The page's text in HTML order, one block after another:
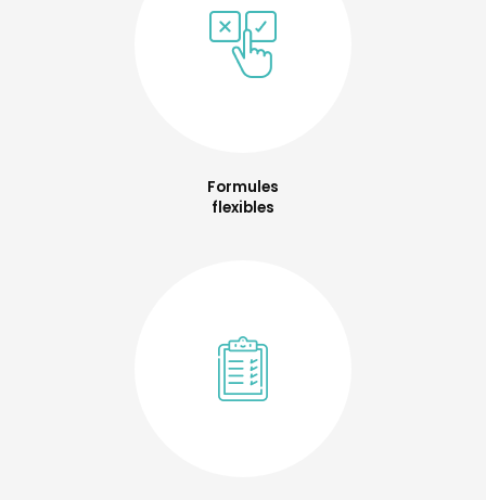
Formules
flexibles